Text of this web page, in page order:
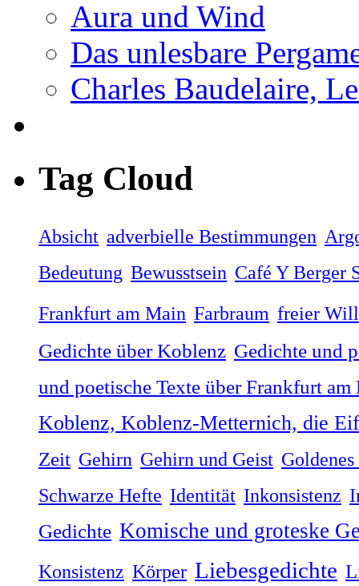
Aura und Wind
Das unlesbare
Charles Baudelaire,
Tag Cloud
Absicht adverbielle Bestimmungen
Bedeutung Bewusstsein Café Y Berger
Frankfurt am Main Farbraum freier
Gedichte über Koblenz Gedichte und
und poetische Texte über Frankfurt am
Koblenz, Koblenz-Metternich, die
Zeit Gehirn Gehirn und Geist
Schwarze Hefte Identität Inkonsistenz
Gedichte Komische und groteske
Konsistenz Körper Liebesgedichte